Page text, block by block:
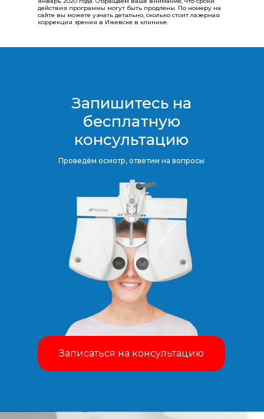
действия программы могут быть продлены.​​​​​​​ По номеру на
сайте вы можете узнать детально, сколько стоит лазерная
коррекция зрения в Ижевске в клинике.
Запишитесь на
бесплатную
консультацию​​​​​​​
Записаться на консультацию
Проведём осмотр, ответим на вопросы